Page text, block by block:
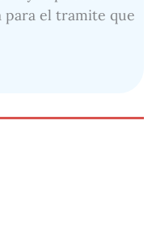
el tramite que